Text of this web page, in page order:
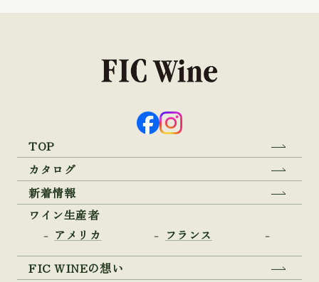
TOP
カタログ
新着情報
ワイン生産者
アメリカ
フランス
FIC WINEの想い